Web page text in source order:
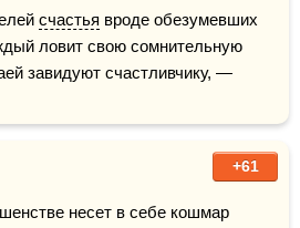
счастья вроде обезумевших
завидуют счастливчику, —
+61
несет в себе кошмар